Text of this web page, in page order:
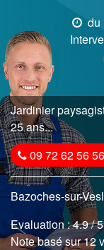
du
Jardinier
25 ans...
09 72 62 56 56
Bazoches-sur-
Evaluation :4.9/ 5
Note basé sur 12